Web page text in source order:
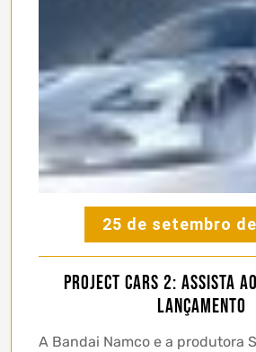
25 de setembro
Project CARS 2: assista
lançamento
A Bandai Namco e a produtora